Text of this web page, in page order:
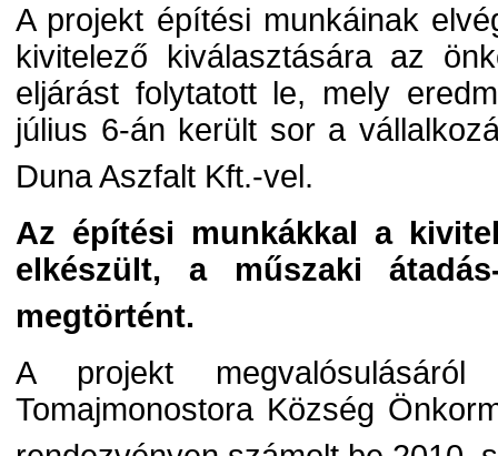
A projekt építési munkáinak
kivitelező kiválasztására az
eljárást folytatott le, mely
július 6-án került sor a
Duna Aszfalt Kft.-vel.
Az építési munkákkal a
elkészült, a műszaki átadás-
megtörtént.
A projekt megvalósulásáról
Tomajmonostora Község